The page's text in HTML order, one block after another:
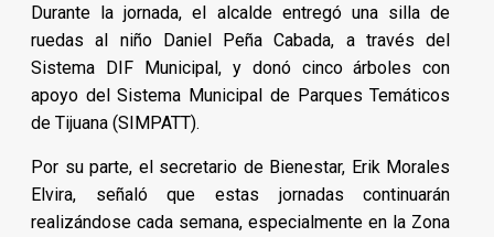
Durante la jornada, el alcalde entregó una silla de
ruedas al niño Daniel Peña Cabada, a través del
Sistema DIF Municipal, y donó cinco árboles con
apoyo del Sistema Municipal de Parques Temáticos
de Tijuana (SIMPATT).
Por su parte, el secretario de Bienestar, Erik Morales
Elvira, señaló que estas jornadas continuarán
realizándose cada semana, especialmente en la Zona